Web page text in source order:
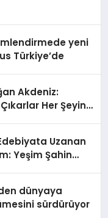
yeni
Türkiye’de
Akdeniz:
Her Şeyin
Uzanan
Yeşim Şahin
dünyaya
sürdürüyor